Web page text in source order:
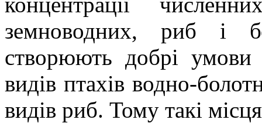
земноводних, риб і
створюють добрі умови
видів птахів водно-
видів риб. Тому такі